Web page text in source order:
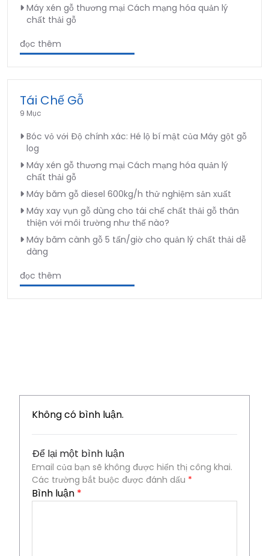
Máy xén gỗ thương mại Cách mạng hóa quản lý
chất thải gỗ
đọc thêm
Tái Chế Gỗ
9 Mục
Bóc vỏ với Độ chính xác: Hé lộ bí mật của Máy gột gỗ
log
Máy xén gỗ thương mại Cách mạng hóa quản lý
chất thải gỗ
Máy băm gỗ diesel 600kg/h thử nghiệm sản xuất
Máy xay vụn gỗ dùng cho tái chế chất thải gỗ thân
thiện với môi trường như thế nào?
Máy băm cành gỗ 5 tấn/giờ cho quản lý chất thải dễ
dàng
đọc thêm
Không có bình luận.
Để lại một bình luận
Email của bạn sẽ không được hiển thị công khai.
Các trường bắt buộc được đánh dấu *
Bình luận *